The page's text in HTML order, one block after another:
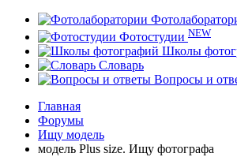
Фотостудии NEW
Школы
Словарь
Вопросы и
Главная
Форумы
Ищу модель
модель Plus size. Ищу фотографа